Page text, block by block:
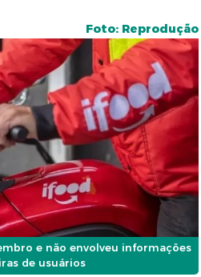
Foto: Reprodução
e não envolveu informações
de usuários